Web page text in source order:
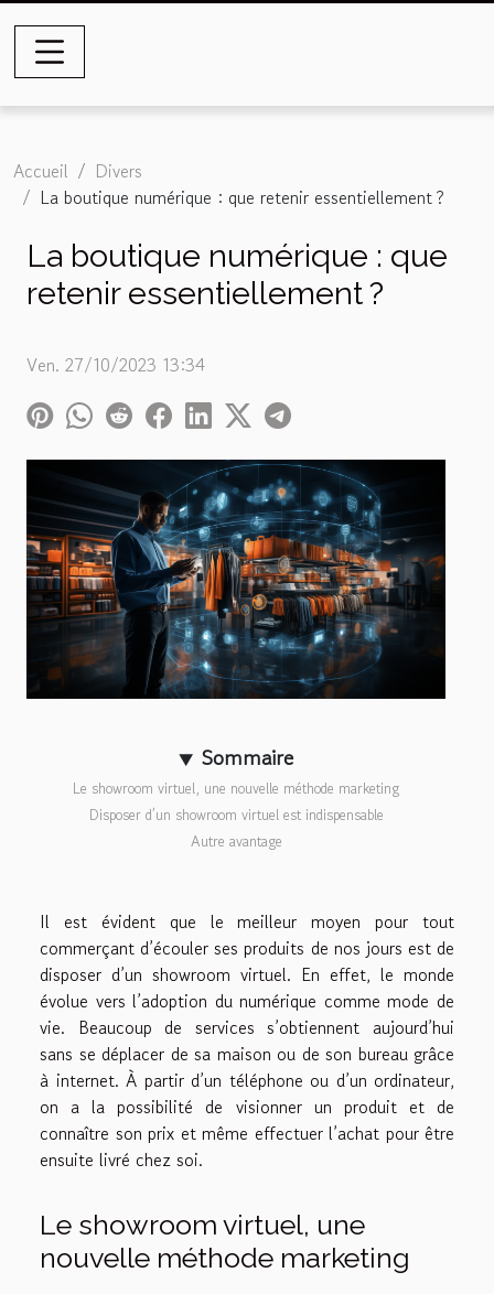
Accueil
Divers
La boutique numérique : que retenir essentiellement ?
La boutique numérique : que
retenir essentiellement ?
Ven. 27/10/2023 13:34
Sommaire
Le showroom virtuel, une nouvelle méthode marketing
Disposer d’un showroom virtuel est indispensable
Autre avantage
Il est évident que le meilleur moyen pour tout
commerçant d’écouler ses produits de nos jours est de
disposer d’un showroom virtuel. En effet, le monde
évolue vers l’adoption du numérique comme mode de
vie. Beaucoup de services s’obtiennent aujourd’hui
sans se déplacer de sa maison ou de son bureau grâce
à internet. À partir d’un téléphone ou d’un ordinateur,
on a la possibilité de visionner un produit et de
connaître son prix et même effectuer l’achat pour être
ensuite livré chez soi.
Le showroom virtuel, une
nouvelle méthode marketing